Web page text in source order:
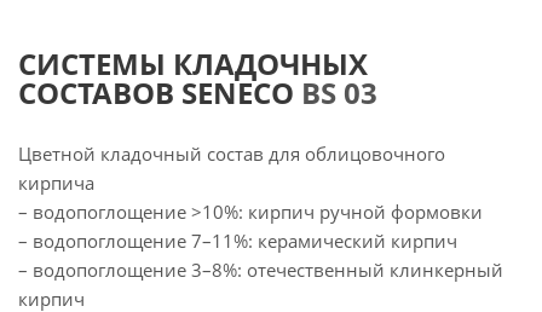
СИСТЕМЫ КЛАДОЧНЫХ
СОСТАВОВ SENECO BS 03
Цветной кладочный состав для облицовочного
кирпича
– водопоглощение >10%: кирпич ручной формовки
– водопоглощение 7–11%: керамический кирпич
– водопоглощение 3–8%: отечественный клинкерный
кирпич